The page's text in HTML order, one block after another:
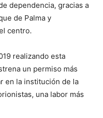
dependencia, gracias a
de Palma y
centro.
realizando esta
un permiso más
en la institución de la
una labor más